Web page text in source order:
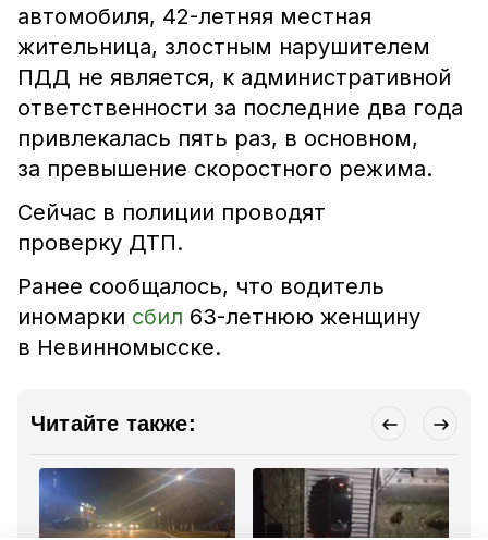
автомобиля, 42-летняя местная
жительница, злостным нарушителем
ПДД не является, к административной
ответственности за последние два года
привлекалась пять раз, в основном,
за превышение скоростного режима.
Сейчас в полиции проводят
проверку ДТП.
Ранее сообщалось, что водитель
иномарки сбил 63-летнюю женщину
в Невинномысске.
Читайте также: